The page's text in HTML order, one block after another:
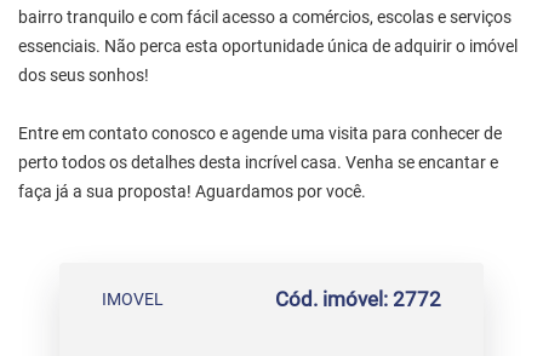
bairro tranquilo e com fácil acesso a comércios, escolas e serviços
essenciais. Não perca esta oportunidade única de adquirir o imóvel
dos seus sonhos!
Entre em contato conosco e agende uma visita para conhecer de
perto todos os detalhes desta incrível casa. Venha se encantar e
faça já a sua proposta! Aguardamos por você.
IMOVEL Cód. imóvel: 2772